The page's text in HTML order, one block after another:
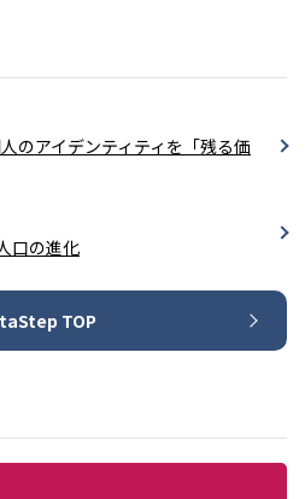
のアイデンティティを「残る価
口の進化
TOP